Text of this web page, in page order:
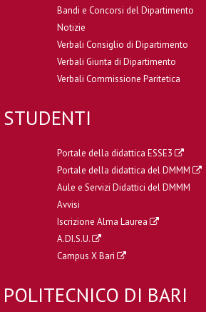
Bandi e Concorsi del Dipartimento
Notizie
Verbali Consiglio di Dipartimento
Verbali Giunta di Dipartimento
Verbali Commissione Paritetica
STUDENTI
Portale della didattica ESSE3
Portale della didattica del DMMM
Aule e Servizi Didattici del DMMM
Avvisi
Iscrizione Alma Laurea
A.DI.S.U.
Campus X Bari
POLITECNICO DI BARI